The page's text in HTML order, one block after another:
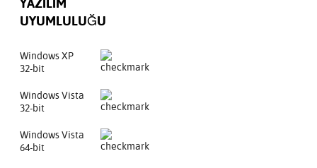
YAZILIM
UYUMLULUĞU
Windows XP
32-bit
Windows Vista
32-bit
Windows Vista
64-bit